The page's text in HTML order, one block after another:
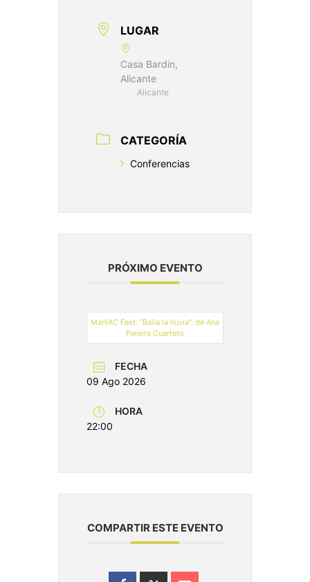
LUGAR
Casa Bardin,
Alicante
Alicante
CATEGORÍA
Conferencias
PRÓXIMO EVENTO
ManIAC Fest: “Baila la lluvia”, de Ana
Pereira Cuarteto
FECHA
09 Ago 2026
HORA
22:00
COMPARTIR ESTE EVENTO